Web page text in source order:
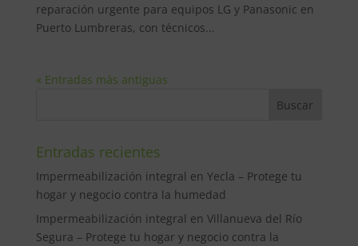
reparación urgente para equipos LG y Panasonic en
Puerto Lumbreras, con técnicos...
« Entradas más antiguas
Entradas recientes
Impermeabilización integral en Yecla – Protege tu
hogar y negocio contra la humedad
Impermeabilización integral en Villanueva del Río
Segura – Protege tu hogar y negocio contra la